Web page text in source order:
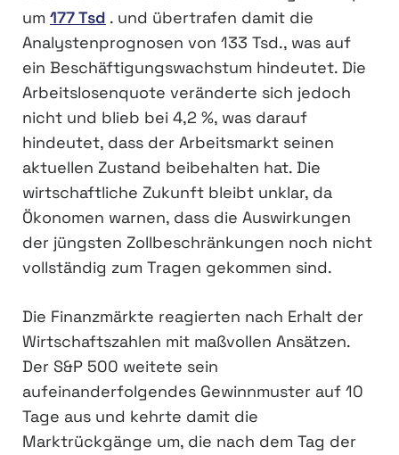
um 177 Tsd . und übertrafen damit die
Analystenprognosen von 133 Tsd., was auf
ein Beschäftigungswachstum hindeutet. Die
Arbeitslosenquote veränderte sich jedoch
nicht und blieb bei 4,2 %, was darauf
hindeutet, dass der Arbeitsmarkt seinen
aktuellen Zustand beibehalten hat. Die
wirtschaftliche Zukunft bleibt unklar, da
Ökonomen warnen, dass die Auswirkungen
der jüngsten Zollbeschränkungen noch nicht
vollständig zum Tragen gekommen sind.
Die Finanzmärkte reagierten nach Erhalt der
Wirtschaftszahlen mit maßvollen Ansätzen.
Der S&P 500 weitete sein
aufeinanderfolgendes Gewinnmuster auf 10
Tage aus und kehrte damit die
Marktrückgänge um, die nach dem Tag der